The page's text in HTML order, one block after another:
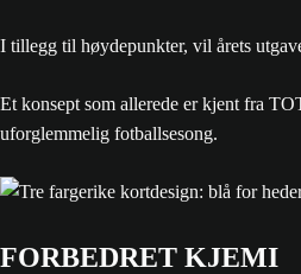
I tillegg til høydepunkter, vil årets
Et konsept som allerede er kjent fra
uforglemmelig fotballsesong.
FORBEDRET KJEMI